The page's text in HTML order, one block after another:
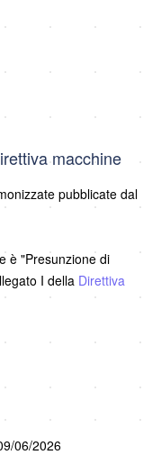
macchine
pubblicate dal
è "Presunzione di
I della Direttiva
06/2026